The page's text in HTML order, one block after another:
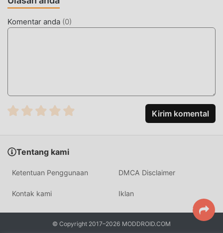
dengan tradisional casual game , Space Decor Villa 6.0.0
telah mengadopsi mesin virtual yang diperbarui dan
melakukan peningkatan yang berani. Dengan teknologi
menikmati kebahagiaan yang dibawa olehSpace Decor Villa
MOD UNIK
menghabiskan banyak waktu untuk mengumpulkan
kekayaan/kemampuan/keterampilan mereka dalam
permainan, yang merupakan fitur dan kesenangan dari
permainan, tetapi pada saat yang sama, proses akumulasi
pasti akan membuat orang merasa lelah, tetapi sekarang ,
Komentar anda (0)
Kirim komental
Tentang kami
Ketentuan Penggunaan DMCA Disclaimer
Kontak kami Iklan
© Copyright 2017–2026 MODDROID.COM